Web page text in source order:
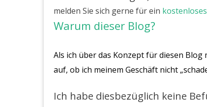
melden Sie sich gerne für ein
Warum dieser Blog?
Als ich über das Konzept für diesen
auf, ob ich meinem Geschäft nicht
Ich habe diesbezüglich keine